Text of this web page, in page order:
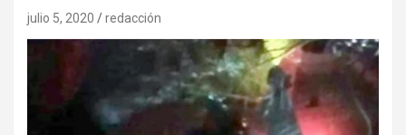
julio 5, 2020 redacción